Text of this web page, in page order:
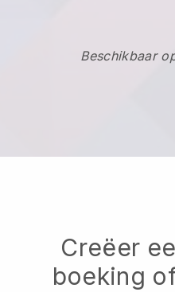
Beschikbaar
Creëer
boeking